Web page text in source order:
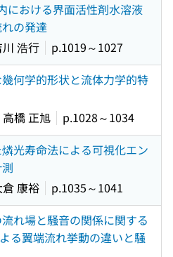
における界面活性剤水溶液
の発達
浩行
p.1019～1027
何学的形状と流体力学的特
橋 正旭
p.1028～1034
光寿命法による可視化エン
康裕
p.1035～1041
れ場と騒音の関係に関する
る翼端流れ挙動の違いと騒